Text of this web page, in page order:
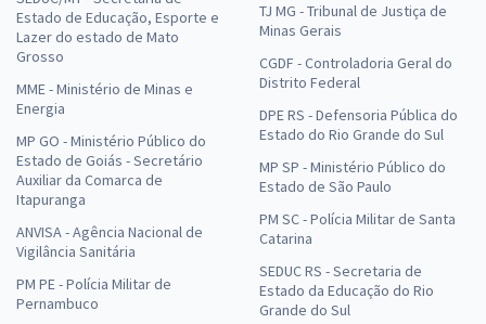
Estado de Educação, Esporte e
Lazer do estado de Mato
Grosso
MME - Ministério de Minas e
Energia
MP GO - Ministério Público do
Estado de Goiás - Secretário
Auxiliar da Comarca de
Itapuranga
ANVISA - Agência Nacional de
Vigilância Sanitária
PM PE - Polícia Militar de
Pernambuco
TJ MG - Tribunal de Justiça de
Minas Gerais
CGDF - Controladoria Geral do
Distrito Federal
DPE RS - Defensoria Pública do
Estado do Rio Grande do Sul
MP SP - Ministério Público do
Estado de São Paulo
PM SC - Polícia Militar de Santa
Catarina
SEDUC RS - Secretaria de
Estado da Educação do Rio
Grande do Sul